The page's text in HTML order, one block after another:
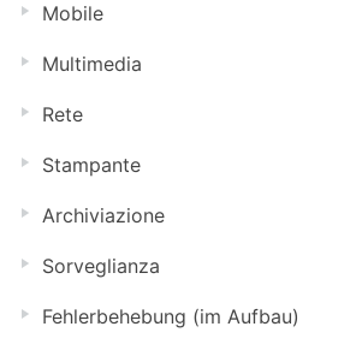
Mobile
Multimedia
Rete
Stampante
Archiviazione
Sorveglianza
Fehlerbehebung (im Aufbau)